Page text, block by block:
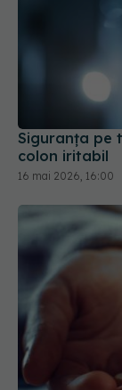
Siguranța
colon iritabil
16 mai 2026, 16:00
Calmantul